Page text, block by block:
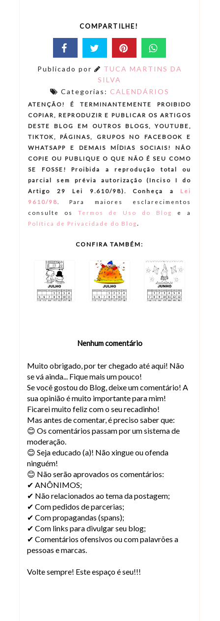
COMPARTILHE!
Publicado por
TUCA MARTINS DA
SILVA
Categorias: CALENDÁRIOS
ATENÇÃO! É TERMINANTEMENTE PROIBIDO
COPIAR, REPRODUZIR E PUBLICAR OS ARTIGOS
DESTE BLOG EM OUTROS BLOGS, YOUTUBE,
TIKTOK, PÁGINAS, GRUPOS NO FACEBOOK E
WHATSAPP E DEMAIS MÍDIAS SOCIAIS! NÃO
COPIE OU PUBLIQUE O QUE NÃO É SEU COMO
SE FOSSE! Proibida a reprodução total ou
parcial sem prévia autorização (Inciso I do
Artigo 29 Lei 9.610/98). Conheça a
Lei
9610/98
Para maiores esclarecimentos
consulte os Termos de Uso do Blog
e a
Política de Privacidade do Blog.
CONFIRA TAMBÉM:
Nenhum comentário
Muito obrigado, por ter chegado até aqui! Não
se vá ainda... Fique mais um pouco!
Se você gostou do Blog, deixe um comentário! A
sua opinião é muito importante para mim!
Ficarei muito feliz com o seu recadinho!
Mas antes de comentar, é preciso saber que:
😊 Os comentários passam por um sistema de
moderação.
😊 Seja educado (a)! Não xingue ou ofenda
ninguém!
😊 Não serão aprovados os comentários:
✔ ANÔNIMOS;
✔ Não relacionados ao tema da postagem;
✔ Com pedidos de parcerias;
✔ Com propagandas (spans);
✔ Com links para divulgar seu blog;
✔ Comentários ofensivos ou com palavrões a
pessoas e marcas.
Volte sempre! Este espaço é seu!!!